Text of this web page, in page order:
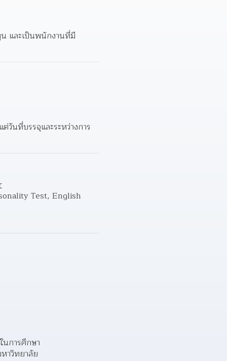
และเป็นพนักงานที่มี
นที่บรรจุและระหว่างการ
Test, English
นการศึกษา
าวิทยาลัย